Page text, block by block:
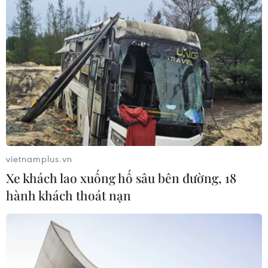
25/09/2025 03:19
Bắc Ninh dự kiến huy động trên
7.230 tỷ đồng cho xây dựng nông
thôn mới
19/09/2025 02:30
Khơi thông “dòng chảy” tín dụng
chính sách tại tỉnh Thái Nguyên
31/07/2025 09:30
Ngân hàng Nhà nước: Gói vay nông,
lâm, thủy sản đạt 94% mục tiêu
10/07/2025 09:02
vietnamplus.vn
Xe khách lao xuống hố sâu bên đường, 18
hành khách thoát nạn